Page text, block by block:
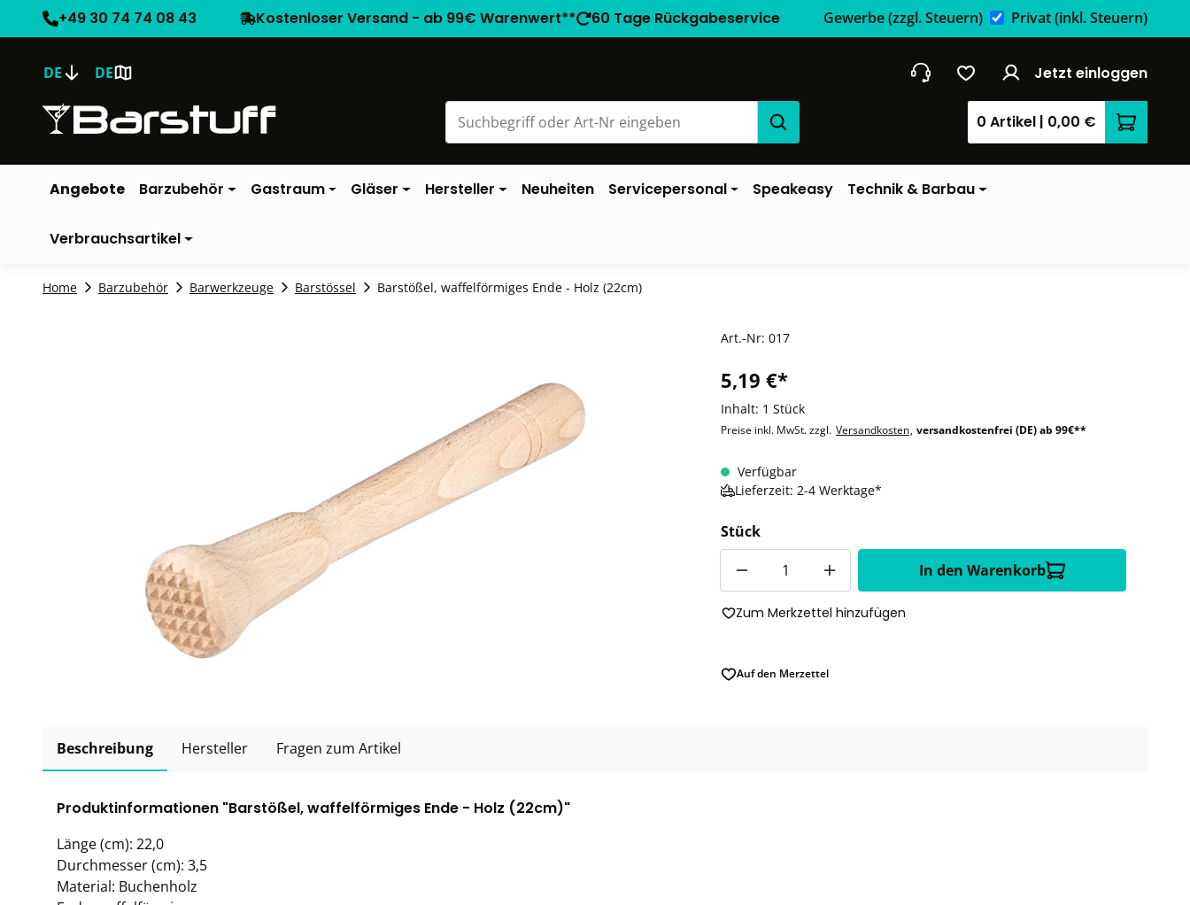
+49 30 74 74 08 43 Kostenloser Versand - ab 99€ Warenwert** 60 Tage Rückgabeservice Gewerbe(zzgl. Steuern) Privat(inkl. Steuern)
DE DE Jetzt einloggen
0 Artikel | 0,00 €
Angebote Barzubehör Gastraum Gläser Hersteller Neuheiten Servicepersonal Speakeasy Technik & Barbau
Verbrauchsartikel
Home Barzubehör Barwerkzeuge Barstössel Barstößel, waffelförmiges Ende - Holz (22cm)
Art.-Nr: 017
5,19 €*
Inhalt: 1 Stück
Preise inkl. MwSt. zzgl. Versandkosten, versandkostenfrei (DE) ab 99€**
Verfügbar
Lieferzeit: 2-4 Werktage*
Stück
In den Warenkorb
Zum Merkzettel hinzufügen
Auf den Merzettel
Beschreibung Hersteller Fragen zum Artikel
Produktinformationen "Barstößel, waffelförmiges Ende - Holz (22cm)"
Länge (cm): 22,0
Durchmesser (cm): 3,5
Material: Buchenholz